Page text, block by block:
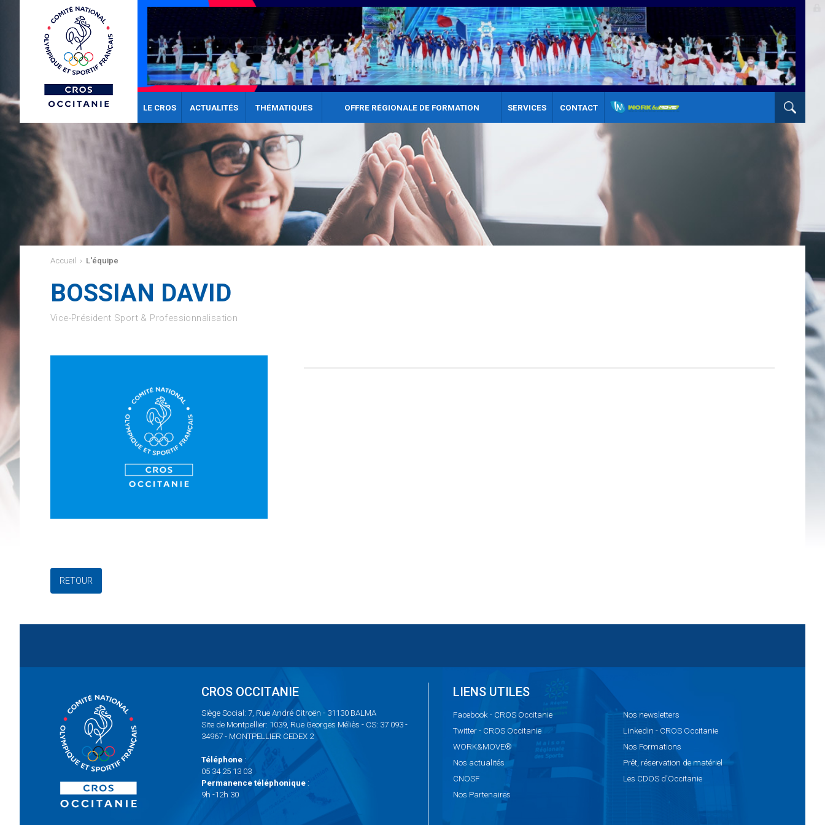
LE CROS ACTUALITÉS THÉMATIQUES OFFRE RÉGIONALE DE FORMATION SERVICES CONTACT
Accueil › L'équipe
BOSSIAN DAVID
Vice-Président Sport & Professionnalisation
RETOUR
CROS OCCITANIE
Siège Social: 7, Rue André Citroën - 31130 BALMA
Site de Montpellier: 1039, Rue Georges Méliès - CS: 37 093 -
34967 - MONTPELLIER CEDEX 2
Téléphone :
05 34 25 13 03
Permanence téléphonique :
9h -12h 30
LIENS UTILES
Facebook - CROS Occitanie Nos newsletters
Twitter- CROS Occitanie Linkedin - CROS Occitanie
WORK&MOVE®
Nos Formations
Nos actualités Prêt, réservation de matériel
CNOSF
Les CDOS d'Occitanie
Nos Partenaires